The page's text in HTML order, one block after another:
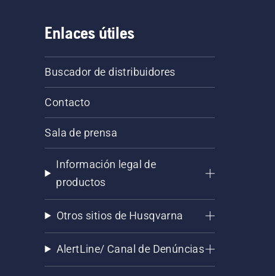
Enlaces útiles
Buscador de distribuidores
Contacto
Sala de prensa
Información legal de
productos
Otros sitios de Husqvarna
AlertLine/ Canal de Denúncias